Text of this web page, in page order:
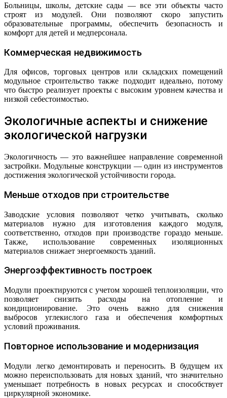
Больницы, школы, детские сады — все эти объекты часто
строят из модулей. Они позволяют скоро запустить
образовательные программы, обеспечить безопасность и
комфорт для детей и медперсонала.
Коммерческая недвижимость
Для офисов, торговых центров или складских помещений
модульное строительство также подходит идеально, потому
что быстро реализует проекты с высоким уровнем качества и
низкой себестоимостью.
Экологичные аспекты и снижение
экологической нагрузки
Экологичность — это важнейшее направление современной
застройки. Модульные конструкции — один из инструментов
достижения экологической устойчивости города.
Меньше отходов при строительстве
Заводские условия позволяют четко учитывать, сколько
материалов нужно для изготовления каждого модуля,
соответственно, отходов при производстве гораздо меньше.
Также, использование современных изоляционных
материалов снижает энергоемкость зданий.
Энергоэффективность построек
Модули проектируются с учетом хорошей теплоизоляции, что
позволяет снизить расходы на отопление и
кондиционирование. Это очень важно для снижения
выбросов углекислого газа и обеспечения комфортных
условий проживания.
Повторное использование и модернизация
Модули легко демонтировать и переносить. В будущем их
можно переиспользовать для новых зданий, что значительно
уменьшает потребность в новых ресурсах и способствует
циркулярной экономике.